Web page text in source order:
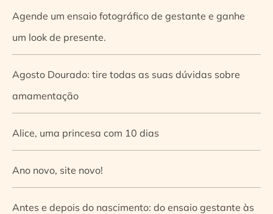
Agende um ensaio fotográfico de gestante e ganhe
um look de presente.
Agosto Dourado: tire todas as suas dúvidas sobre
amamentação
Alice, uma princesa com 10 dias
Ano novo, site novo!
Antes e depois do nascimento: do ensaio gestante às